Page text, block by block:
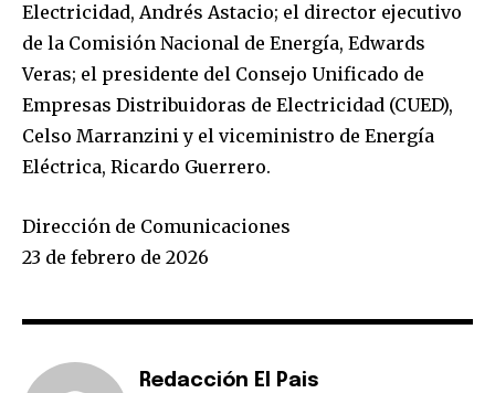
Electricidad, Andrés Astacio; el director ejecutivo
de la Comisión Nacional de Energía, Edwards
Veras; el presidente del Consejo Unificado de
Empresas Distribuidoras de Electricidad (CUED),
Celso Marranzini y el viceministro de Energía
Eléctrica, Ricardo Guerrero.
Dirección de Comunicaciones
23 de febrero de 2026
Redacción El Pais